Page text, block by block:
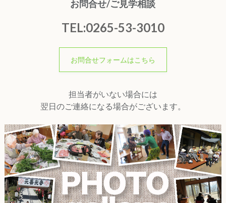
お問合せ/ご見学相談
TEL:0265-53-3010
お問合せフォームはこちら
担当者がいない場合には
翌日のご連絡になる場合がございます。